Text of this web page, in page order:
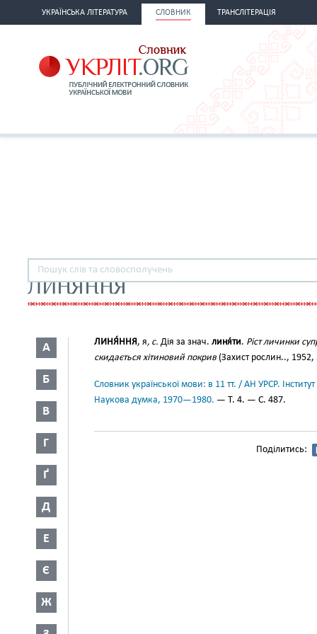
УКРАЇНСЬКА ЛІТЕРАТУРА СЛОВНИК ТРАНСЛІТЕРАЦІЯ
ЛИНЯННЯ
А
Б
В
Г
Ґ
Д
Е
Є
Ж
ЛИНЯ́ННЯ, я, с. Дія за знач. линя́ти. Ріст личинки
скидається хітиновий покрив (Захист рослин.., 1952,
Словник української мови: в 11 тт. / АН УРСР.
Наукова думка, 1970—1980. — Т. 4. — С. 487.
Поділитись: